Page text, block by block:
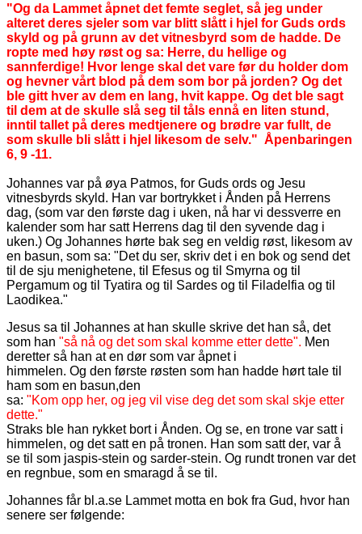
"Og da Lammet åpnet det femte seglet, så jeg under
alteret deres sjeler som var blitt slått i hjel for Guds ords
skyld og på grunn av det vitnesbyrd som de hadde. De
ropte med høy røst og sa: Herre, du hellige og
sannferdige! Hvor lenge skal det vare før du holder dom
og hevner vårt blod på dem som bor på jorden? Og det
ble gitt hver av dem en lang, hvit kappe. Og det ble sagt
til dem at de skulle slå seg til tåls ennå en liten stund,
inntil tallet på deres medtjenere og brødre var fullt, de
som skulle bli slått i hjel likesom de selv." Åpenbaringen
6, 9 -11.
Johannes var på øya Patmos, for Guds ords og Jesu
vitnesbyrds skyld. Han var bortrykket i Ånden på Herrens
dag, (som var den første dag i uken, nå har vi dessverre en
kalender som har satt Herrens dag til den syvende dag i
uken.) Og Johannes hørte bak seg en veldig røst, likesom av
en basun, som sa: "Det du ser, skriv det i en bok og send det
til de sju menighetene, til Efesus og til Smyrna og til
Pergamum og til Tyatira og til Sardes og til Filadelfia og til
Laodikea."
Jesus sa til Johannes at han skulle skrive det han så, det
som han "så nå og det som skal komme etter dette". Men
deretter så han at en dør som var åpnet i
himmelen. Og den første røsten som han hadde hørt tale til
ham som en basun,den
sa: "Kom opp her, og jeg vil vise deg det som skal skje etter
dette."
Straks ble han rykket bort i Ånden. Og se, en trone var satt i
himmelen, og det satt en på tronen. Han som satt der, var å
se til som jaspis-stein og sarder-stein. Og rundt tronen var det
en regnbue, som en smaragd å se til.
Johannes får bl.a.se Lammet motta en bok fra Gud, hvor han
senere ser følgende: